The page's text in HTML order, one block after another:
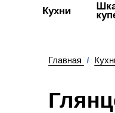
Кухни
Главная /